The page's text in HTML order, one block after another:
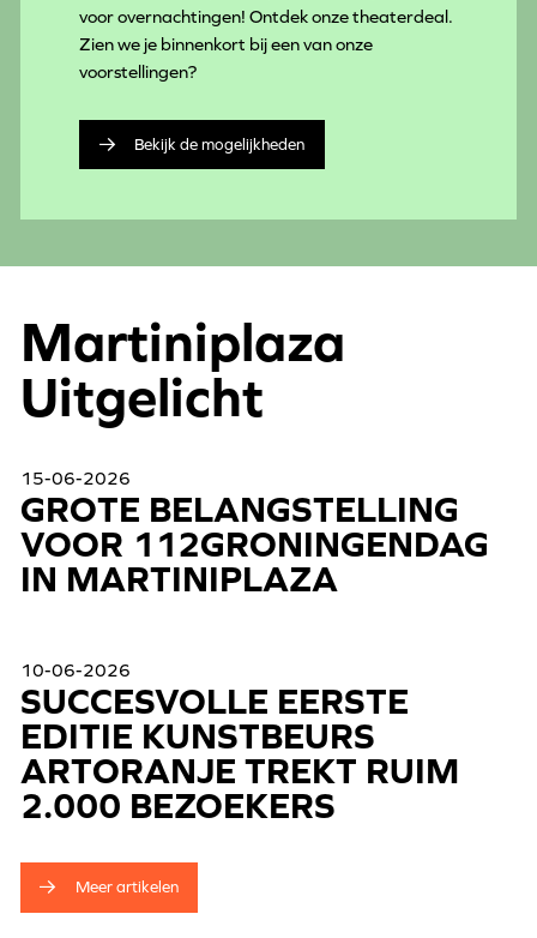
voor overnachtingen! Ontdek onze theaterdeal.
Zien we je binnenkort bij een van onze
voorstellingen?
Bekijk de mogelijkheden
Martiniplaza
Uitgelicht
15-06-2026
GROTE BELANGSTELLING
VOOR 112GRONINGENDAG
IN MARTINIPLAZA
10-06-2026
SUCCESVOLLE EERSTE
EDITIE KUNSTBEURS
ARTORANJE TREKT RUIM
2.000 BEZOEKERS
Meer artikelen